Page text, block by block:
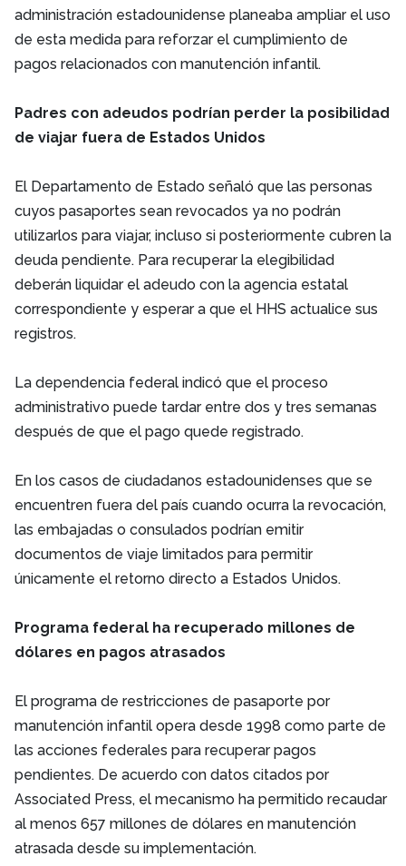
administración estadounidense planeaba ampliar el uso
de esta medida para reforzar el cumplimiento de
pagos relacionados con manutención infantil.
Padres con adeudos podrían perder la posibilidad
de viajar fuera de Estados Unidos
El Departamento de Estado señaló que las personas
cuyos pasaportes sean revocados ya no podrán
utilizarlos para viajar, incluso si posteriormente cubren la
deuda pendiente. Para recuperar la elegibilidad
deberán liquidar el adeudo con la agencia estatal
correspondiente y esperar a que el HHS actualice sus
registros.
La dependencia federal indicó que el proceso
administrativo puede tardar entre dos y tres semanas
después de que el pago quede registrado.
En los casos de ciudadanos estadounidenses que se
encuentren fuera del país cuando ocurra la revocación,
las embajadas o consulados podrían emitir
documentos de viaje limitados para permitir
únicamente el retorno directo a Estados Unidos.
Programa federal ha recuperado millones de
dólares en pagos atrasados
El programa de restricciones de pasaporte por
manutención infantil opera desde 1998 como parte de
las acciones federales para recuperar pagos
pendientes. De acuerdo con datos citados por
Associated Press, el mecanismo ha permitido recaudar
al menos 657 millones de dólares en manutención
atrasada desde su implementación.